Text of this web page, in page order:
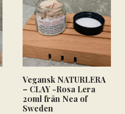
Vegansk NATURLERA
– CLAY -Rosa Lera
20ml från Nea of
Sweden
i varukorgen
välj
först. Betala efteråt.
eller